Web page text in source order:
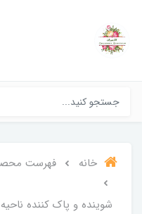
خانه فهرست
شوینده و پاک کننده